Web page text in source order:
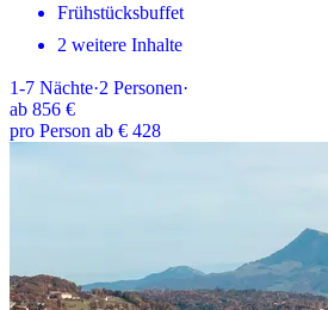
Frühstücksbuffet
2 weitere Inhalte
1-7 Nächte·2 Personen·
ab 856 €
pro Person ab € 428